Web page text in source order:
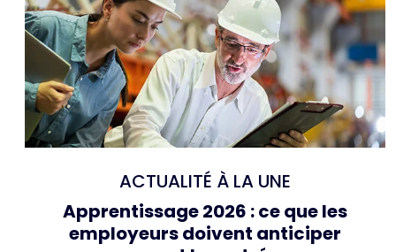
ACTUALITÉ À LA UNE
Apprentissage 2026 : ce que les
employeurs doivent anticiper